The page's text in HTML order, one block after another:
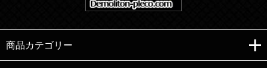
商品カテゴリー